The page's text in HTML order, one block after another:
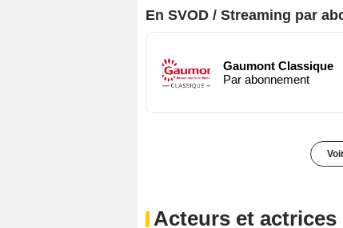
En SVOD / Streaming par
Gaumont Classique
Par abonnement
Acteurs et actrices